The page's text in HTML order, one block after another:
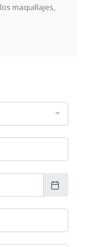
maquillajes,
y
O
Y